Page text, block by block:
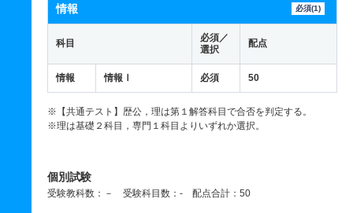
情報 必須(1)
科目
必須／
選択
配点
情報 情報Ⅰ 必須 50
※【共通テスト】歴公，理は第１解答科目で合否を判定する。
※理は基礎２科目，専門１科目よりいずれか選択。
個別試験
受験教科数：－ 受験科目数：- 配点合計：50